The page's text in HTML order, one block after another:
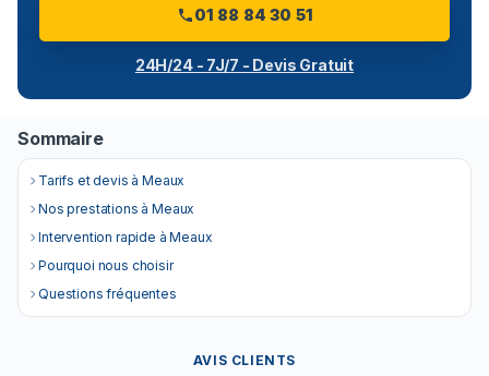
01 88 84 30 51
24H/24 - 7J/7 - Devis Gratuit
Sommaire
Tarifs et devis à Meaux
Nos prestations à Meaux
Intervention rapide à Meaux
Pourquoi nous choisir
Questions fréquentes
AVIS CLIENTS